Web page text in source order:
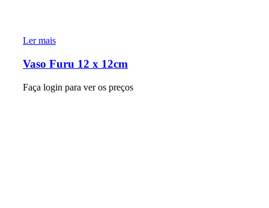
Ler mais
Vaso Furu 12 x 12cm
Faça login para ver os preços